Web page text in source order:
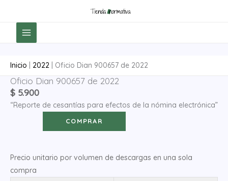
contenido
Inicio 2022 Oficio Dian 900657 de 2022
Oficio Dian 900657 de 2022
$ 5.900
“Reporte de cesantías para efectos de la nómina electrónica”
Oficio
Dian
900657
COMPRAR
Precio unitario por volumen de descargas en una sola
compra